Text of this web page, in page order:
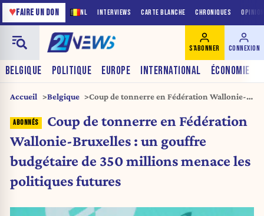
NL INTERVIEWS CARTE BLANCHE CHRONIQUES
♥FAIRE UN DON
BELGIQUE POLITIQUE EUROPE INTERNATIONAL ÉCONOMIE
S'ABONNER CONNEXION
Accueil Belgique
Coup de tonnerre en Fédération Wallonie-
millions menace les politiques futures
Coup de tonnerre en Fédération
Wallonie-Bruxelles : un gouffre
budgétaire de 350 millions menace les
politiques futures